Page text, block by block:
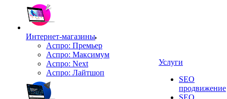
Интернет-магазины
Аспро: Премьер
Аспро: Максимум
Аспро: Next
Аспро: Лайтшоп
Услуги
SEO
продвижение